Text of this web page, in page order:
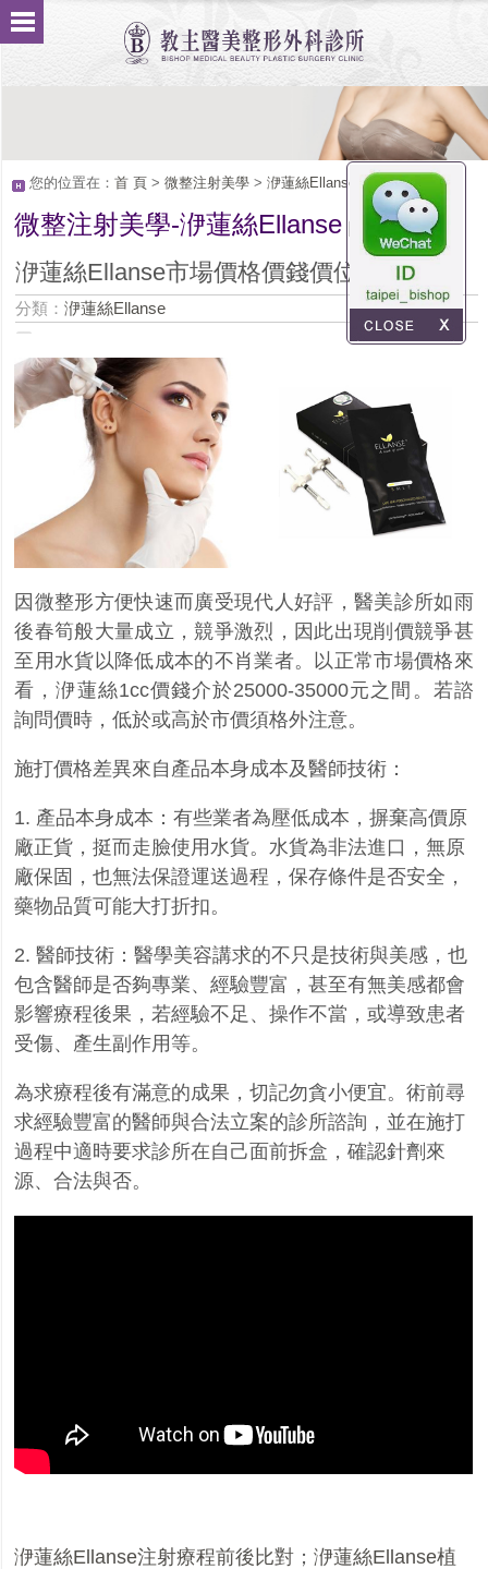
您的位置在： 首 頁> 微整注射美學> 洢蓮絲Ellanse
微整注射美學-洢蓮絲Ellanse Service
洢蓮絲Ellanse市場價格價錢價位費用
分類： 洢蓮絲Ellanse
因微整形方便快速而廣受現代人好評，醫美診所如雨
後春筍般大量成立，競爭激烈，因此出現削價競爭甚
至用水貨以降低成本的不肖業者。以正常市場價格來
看，洢蓮絲1cc價錢介於25000-35000元之間。若諮
詢問價時，低於或高於市價須格外注意。
施打價格差異來自產品本身成本及醫師技術：
1. 產品本身成本：有些業者為壓低成本，摒棄高價原
廠正貨，挺而走臉使用水貨。水貨為非法進口，無原
廠保固，也無法保證運送過程，保存條件是否安全，
藥物品質可能大打折扣。
2. 醫師技術：醫學美容講求的不只是技術與美感，也
包含醫師是否夠專業、經驗豐富，甚至有無美感都會
影響療程後果，若經驗不足、操作不當，或導致患者
受傷、產生副作用等。
為求療程後有滿意的成果，切記勿貪小便宜。術前尋
求經驗豐富的醫師與合法立案的診所諮詢，並在施打
過程中適時要求診所在自己面前拆盒，確認針劑來
源、合法與否。
洢蓮絲Ellanse注射療程前後比對 ；洢蓮絲Ellanse植